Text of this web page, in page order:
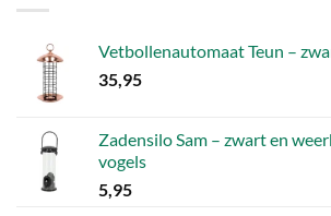
Vetbollenautomaat Teun –
35,95
Zadensilo Sam – zwart en
vogels
5,95